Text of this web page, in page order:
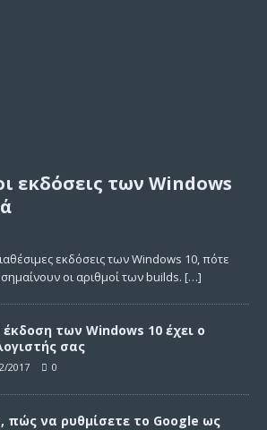
εκδόσεις των Windows
εκδόσεις των Windows 10, πότε
οι αριθμοί των builds. […]
έκδοση των Windows 10 έχει ο
σας
2017 0
πώς να ρυθμίσετε το Google ως